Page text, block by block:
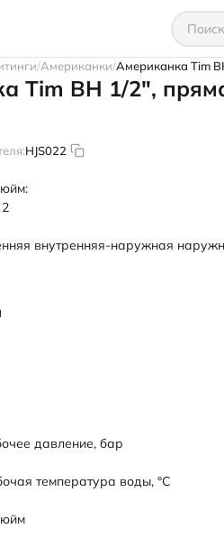
Американки Американка Tim
Tim ВН 1/2",
HJS022
2
внутренняя-наружная
давление, бар
температура воды, °C